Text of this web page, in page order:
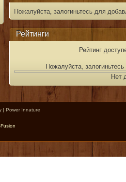
Пожалуйста, залогиньтесь для
Рейтинги
Рейтинг
Пожалуйста,
Нет
| Power Innature